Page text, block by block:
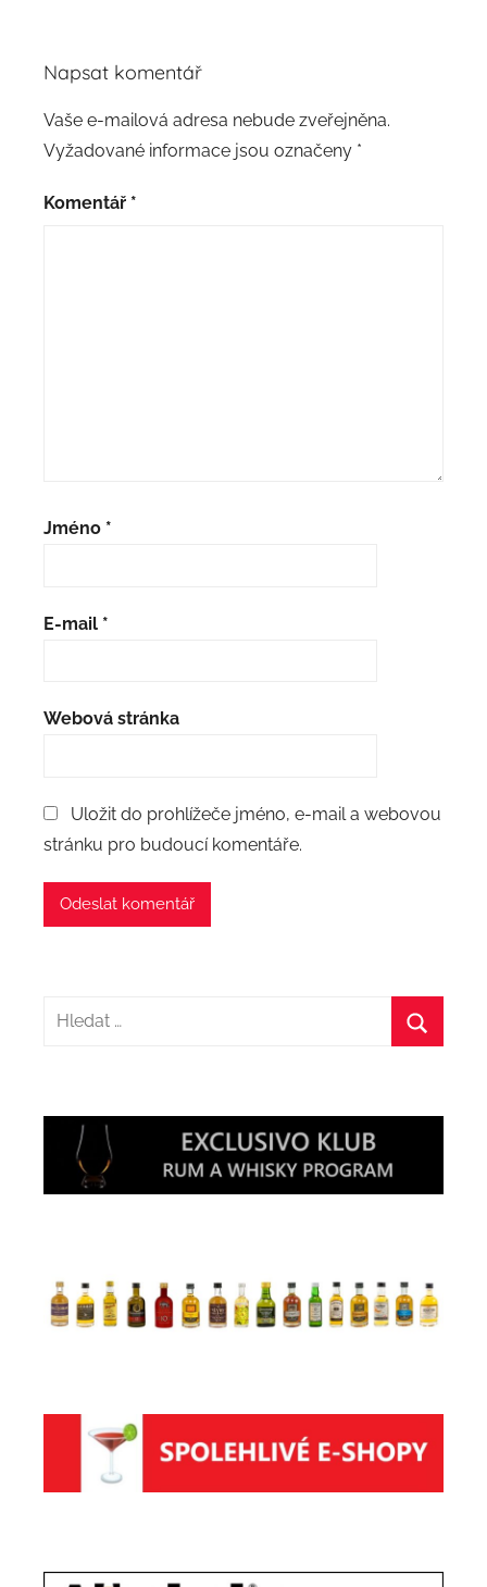
Napsat komentář
Vaše e-mailová adresa nebude zveřejněna.
Vyžadované informace jsou označeny *
Komentář *
Jméno *
E-mail *
Webová stránka
Uložit do prohlížeče jméno, e-mail a webovou
stránku pro budoucí komentáře.
Hledat: